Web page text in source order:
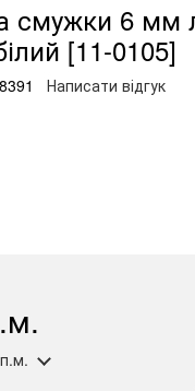
смужки 6 мм
[11-0105]
Написати відгук